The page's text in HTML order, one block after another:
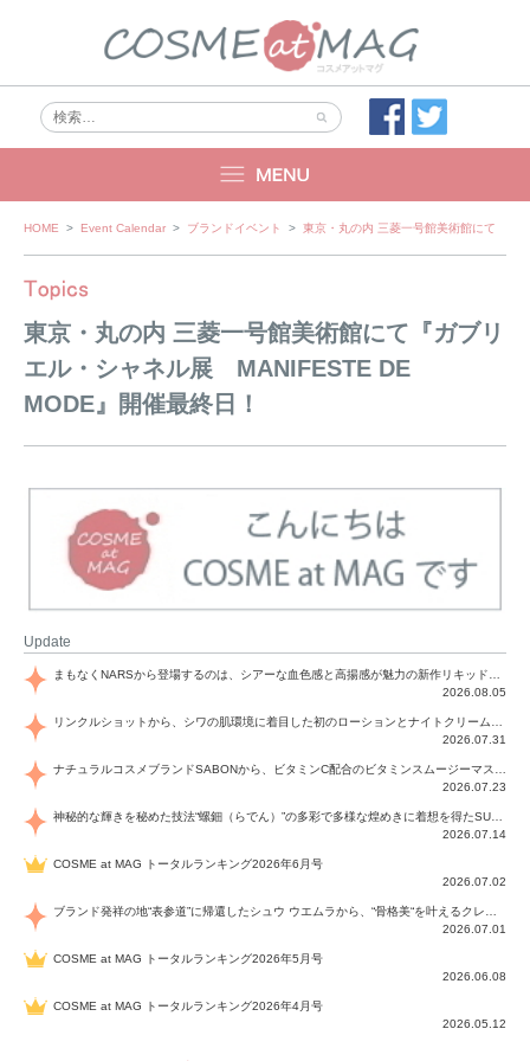
Skip
HOME > Event Calendar > ブランドイベント > 東京・丸の内 三菱一号館美術館にて『
東京・丸の内 三菱一号館美術館にて『ガブリ
エル・シャネル展 MANIFESTE DE
MODE』開催最終日！
Update
まもなくNARSから登場するのは、シアーな血色感と高揚感が魅力の新作リキッドブラッシュ「インセイシャブル リキッドブラッシュ」と、ゴールデンアワーに染まる空にインスピレーションを得た「アフターグロー リップシャイン」の新色！夏をハックして！
2026.08.05
リンクルショットから、シワの肌環境に着目した初のローションとナイトクリームが登場！デイリーケアで、シワ特有の肌環境を改善し、シワが目立たない肌へと導きます。
2026.07.31
ナチュラルコスメブランドSABONから、ビタミンC配合のビタミンスムージーマスク「ラディアンスマスク」と、ペパーミントにオーガニックハーブを凝縮したジェルの涼感トリートメント美容液「スカルプセラム リフレッシング」が登場！日々のデイリーケアで、過酷な猛暑で疲れた肌や頭皮をサポート、心地よくリフレッシュし、優しく肌を整えます。
2026.07.23
神秘的な輝きを秘めた技法“螺鈿（らでん）”の多彩で多様な煌めきに着想を得たSUQQUの2026 秋 カラーコレクションから登場するのは、艶然と輝くアイシャドウや偏光パールを配したフェイスカラー、繊細なパールの煌めくネイル、そしてそれらを際立てる“朧げな艶”を秘めた新リクイドリップ「ブラー リクイド リップ」。強さを秘めたまろやかな洗練の表情に。
2026.07.14
COSME at MAG トータルランキング2026年6月号
2026.07.02
ブランド発祥の地“表参道”に帰還したシュウ ウエムラから、“骨格美“を叶えるクレヨンタイプのフェイスカラー「スカルプト クレヨン」と、ブランド初のリノベーションで進化した名品アイブロウ「ハード フォーミュラ ハード 10」が登場！
2026.07.01
COSME at MAG トータルランキング2026年5月号
2026.06.08
COSME at MAG トータルランキング2026年4月号
2026.05.12